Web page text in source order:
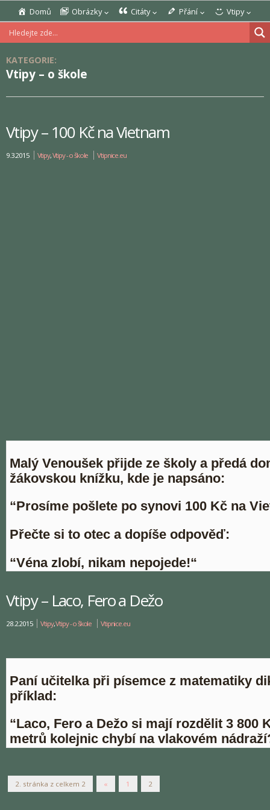
Domů Obrázky Citáty Přání Vtipy
KATEGORIE:
Vtipy – o škole
Vtipy – 100 Kč na Vietnam
9.3.2015 Vtipy,Vtipy - o škole Vtipnice.eu
Malý Venoušek přijde ze školy a předá
žákovskou knížku, kde je napsáno:
“Prosíme pošlete po synovi 100 Kč na
Přečte si to otec a dopíše odpověď:
“Véna zlobí, nikam nepojede!“
Vtipy – Laco, Fero a Dežo
28.2.2015 Vtipy,Vtipy - o škole Vtipnice.eu
Paní učitelka při písemce z matematiky
příklad:
“Laco, Fero a Dežo si mají rozdělit 3 800
metrů kolejnic chybí na vlakovém
2. stránka z celkem 2 « 1 2